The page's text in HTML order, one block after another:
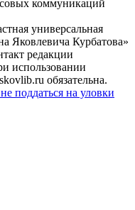
коммуникаций
универсальная
Яковлевича Курбатова»
редакции
использовании
обязательна.
поддаться на уловки